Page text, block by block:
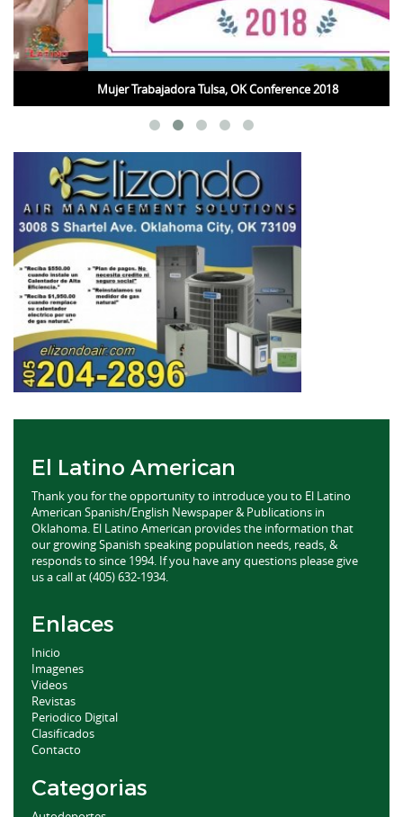
Mujer Trabajadora Tulsa, OK Conference 2018
El Latino American
Thank you for the opportunity to introduce you to El Latino
American Spanish/English Newspaper & Publications in
Oklahoma. El Latino American provides the information that
our growing Spanish speaking population needs, reads, &
responds to since 1994. If you have any questions please give
us a call at (405) 632-1934.
Enlaces
Inicio
Imagenes
Videos
Revistas
Periodico Digital
Clasificados
Contacto
Categorias